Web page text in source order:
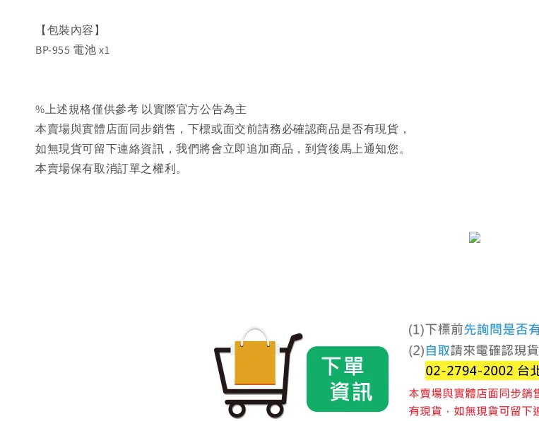
【包裝內容】
BP-955 電池 x1
%上述規格僅供參考 以實際官方公告為主
本賣場與實體店面同步銷售，下標或面交前請務必確認商品是否有現貨，
如無現貨可留下連絡資訊，我們將會立即追加商品，到貨後馬上通知您。
本賣場保有取消訂單之權利。